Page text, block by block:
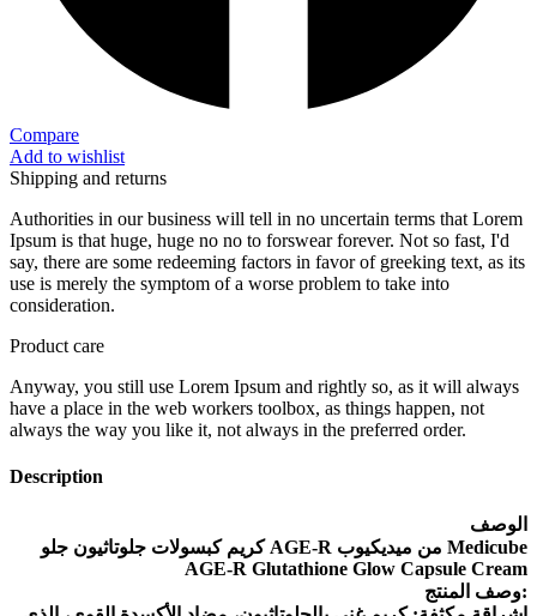
Compare
Add to wishlist
Shipping and returns
Authorities in our business will tell in no uncertain terms that Lorem
Ipsum is that huge, huge no no to forswear forever. Not so fast, I'd
say, there are some redeeming factors in favor of greeking text, as its
use is merely the symptom of a worse problem to take into
consideration.
Product care
Anyway, you still use Lorem Ipsum and rightly so, as it will always
have a place in the web workers toolbox, as things happen, not
always the way you like it, not always in the preferred order.
Description
الوصف
كريم كبسولات جلوتاثيون جلو AGE-R من ميديكيوب Medicube
AGE-R Glutathione Glow Capsule Cream
وصف المنتج: